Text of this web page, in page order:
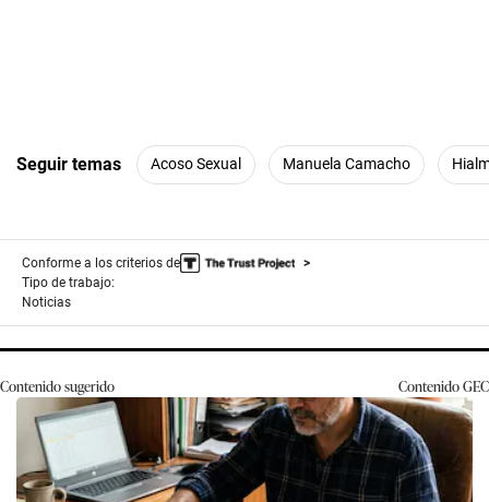
Seguir temas Acoso Sexual Manuela Camacho
Conforme a los criterios de
Tipo de trabajo:
Noticias
Contenido sugerido ContenidoGEC